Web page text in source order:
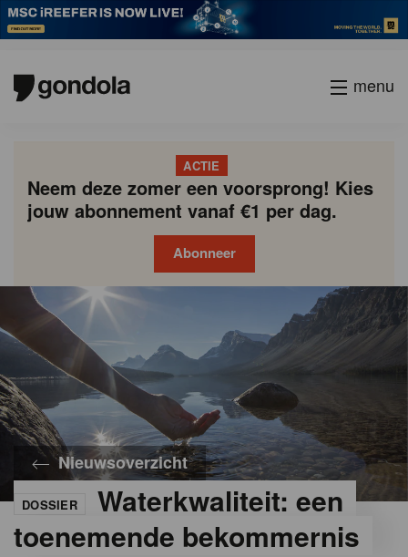
menu
ACTIE
Neem deze zomer een voorsprong! Kies
jouw abonnement vanaf €1 per dag.
Abonneer
Nieuwsoverzicht
DOSSIER
Waterkwaliteit: een
toenemende bekommernis
Gondola
academy
Gondola